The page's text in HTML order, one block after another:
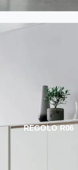
REGOLO R06